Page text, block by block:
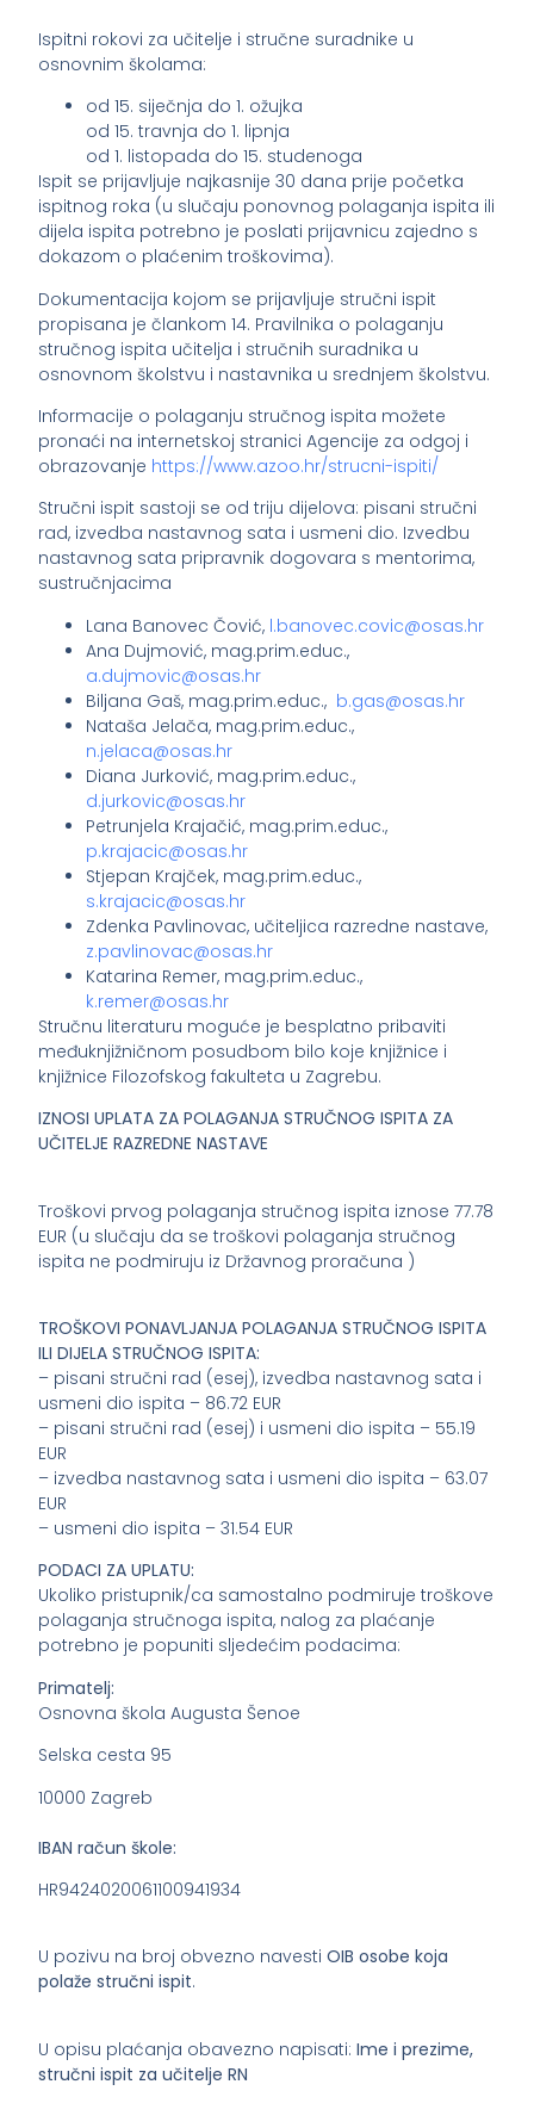
Ispitni rokovi za učitelje i stručne suradnike u
osnovnim školama:
od 15. siječnja do 1. ožujka
od 15. travnja do 1. lipnja
od 1. listopada do 15. studenoga
Ispit se prijavljuje najkasnije 30 dana prije početka
ispitnog roka (u slučaju ponovnog polaganja ispita ili
dijela ispita potrebno je poslati prijavnicu zajedno s
dokazom o plaćenim troškovima).
Dokumentacija kojom se prijavljuje stručni ispit
propisana je člankom 14. Pravilnika o polaganju
stručnog ispita učitelja i stručnih suradnika u
osnovnom školstvu i nastavnika u srednjem školstvu.
Informacije o polaganju stručnog ispita možete
pronaći na internetskoj stranici Agencije za odgoj i
obrazovanje https://www.azoo.hr/strucni-ispiti/
Stručni ispit sastoji se od triju dijelova: pisani stručni
rad, izvedba nastavnog sata i usmeni dio. Izvedbu
nastavnog sata pripravnik dogovara s mentorima,
sustručnjacima
Lana Banovec Čović, l.banovec.covic@osas.hr
Ana Dujmović, mag.prim.educ.,
a.dujmovic@osas.hr
Biljana Gaš, mag.prim.educ., b.gas@osas.hr
Nataša Jelača, mag.prim.educ.,
n.jelaca@osas.hr
Diana Jurković, mag.prim.educ.,
d.jurkovic@osas.hr
Petrunjela Krajačić, mag.prim.educ.,
p.krajacic@osas.hr
Stjepan Krajček, mag.prim.educ.,
s.krajacic@osas.hr
Zdenka Pavlinovac, učiteljica razredne nastave,
z.pavlinovac@osas.hr
Katarina Remer, mag.prim.educ.,
k.remer@osas.hr
Stručnu literaturu moguće je besplatno pribaviti
međuknjižničnom posudbom bilo koje knjižnice i
knjižnice Filozofskog fakulteta u Zagrebu.
IZNOSI UPLATA ZA POLAGANJA STRUČNOG ISPITA ZA
UČITELJE RAZREDNE NASTAVE
Troškovi prvog polaganja stručnog ispita iznose 77.78
EUR (u slučaju da se troškovi polaganja stručnog
ispita ne podmiruju iz Državnog proračuna )
TROŠKOVI PONAVLJANJA POLAGANJA STRUČNOG ISPITA
ILI DIJELA STRUČNOG ISPITA:
– pisani stručni rad (esej), izvedba nastavnog sata i
usmeni dio ispita – 86.72 EUR
– pisani stručni rad (esej) i usmeni dio ispita – 55.19
EUR
– izvedba nastavnog sata i usmeni dio ispita – 63.07
EUR
– usmeni dio ispita – 31.54 EUR
PODACI ZA UPLATU:
Ukoliko pristupnik/ca samostalno podmiruje troškove
polaganja stručnoga ispita, nalog za plaćanje
potrebno je popuniti sljedećim podacima:
Primatelj:
Osnovna škola Augusta Šenoe
Selska cesta 95
10000 Zagreb
IBAN račun škole:
HR9424020061100941934
U pozivu na broj obvezno navesti OIB osobe koja
polaže stručni ispit.
U opisu plaćanja obavezno napisati: Ime i prezime,
stručni ispit za učitelje RN